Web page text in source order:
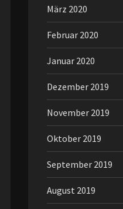
März 2020
Februar 2020
Januar 2020
Dezember 2019
November 2019
Oktober 2019
September 2019
August 2019